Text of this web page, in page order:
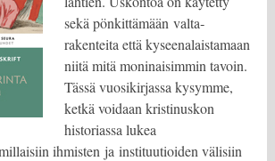
sekä pönkittämään valta­
rakenteita että kyseenalaistamaan
niitä mitä moninaisim­min tavoin.
Tässä vuosikirjassa kysymme,
ketkä voidaan kristinuskon
historiassa lukea
ihmisten ja instituutioiden välisiin